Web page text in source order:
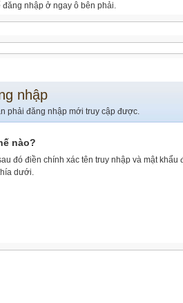
đăng nhập ở ngay ô bên phải.
nhập
phải đăng nhập mới truy cập được.
nào?
đó điền chính xác tên truy nhập và mật khẩu
dưới.